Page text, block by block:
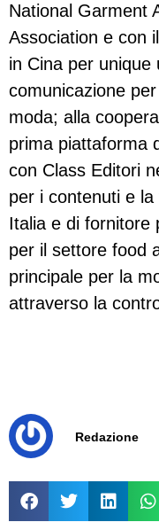
National Garment
Association e con
in Cina per unique
comunicazione
moda; alla
prima piattaforma
con Class Editori
per i contenuti e
Italia e di fornitore
per il settore food
principale per la
attraverso la
Redazione